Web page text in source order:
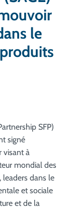
le
SFP)
signé
visant à
mondial des
leaders dans le
et sociale
et de la